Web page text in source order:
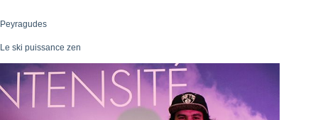
Peyragudes
Le ski puissance zen